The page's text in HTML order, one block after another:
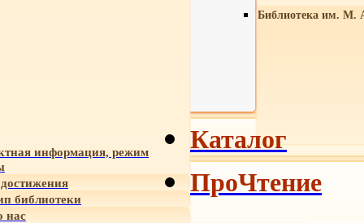
Библиотека им. М.
информация, режим
библиотеки
нас
Каталог
ПроЧтение